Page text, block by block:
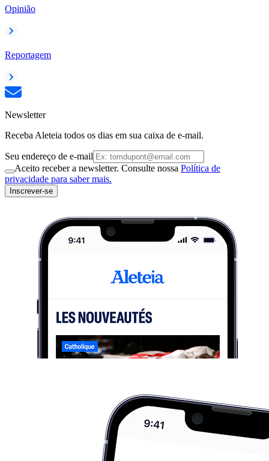
Opinião
Reportagem
Newsletter
Receba Aleteia todos os dias em sua caixa de e-mail.
Seu endereço de e-mail
Aceito receber a newsletter. Consulte nossa Política de
privacidade para saber mais.
Inscrever-se